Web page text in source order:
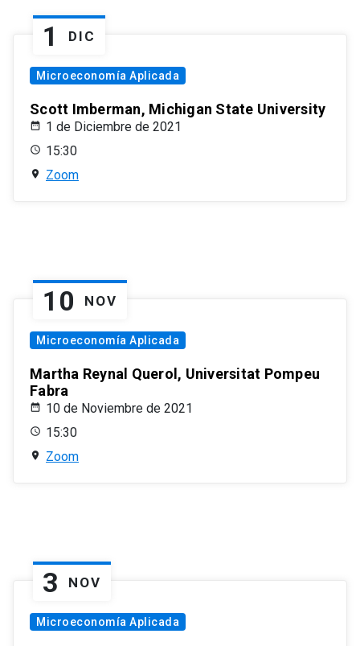
1 DIC
Microeconomía Aplicada
Scott Imberman, Michigan State University
1 de Diciembre de 2021
15:30
Zoom
10 NOV
Microeconomía Aplicada
Martha Reynal Querol, Universitat Pompeu
Fabra
10 de Noviembre de 2021
15:30
Zoom
3 NOV
Microeconomía Aplicada